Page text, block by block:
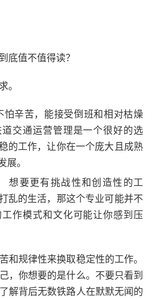
底值不值得读？
。
怕辛苦，能接受倒班和相对枯燥
交通运营管理是一个很好的选
的工作，让你在一个庞大且成熟
展。
想要更有挑战性和创造性的工
乱的生活，那这个专业可能并不
作模式和文化可能让你感到压
和规律性来换取稳定性的工作。
，你想要的是什么。不要只看到
解背后无数铁路人在默默无闻的